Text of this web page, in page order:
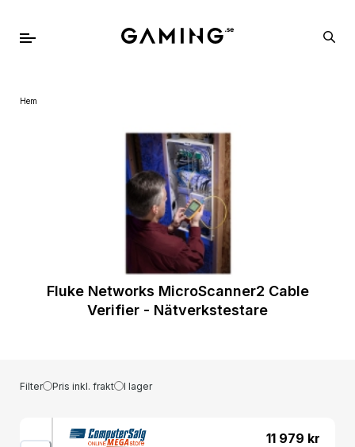
Hem
Fluke Networks MicroScanner2 Cable
Verifier - Nätverkstestare
Filter Pris inkl. frakt I lager
11 979 kr